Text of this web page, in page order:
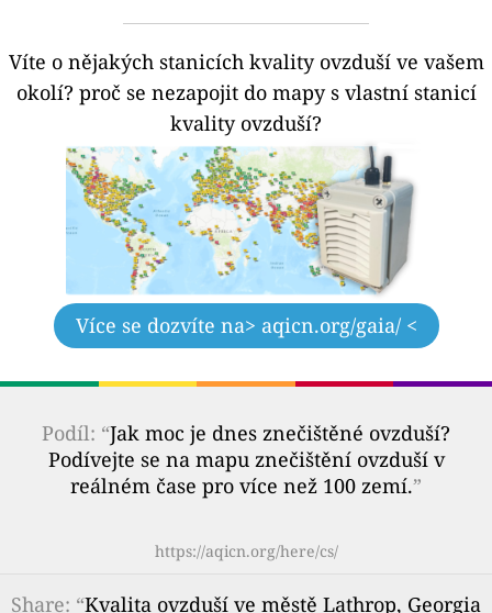
Víte o nějakých stanicích kvality ovzduší ve vašem
okolí? proč se nezapojit do mapy s vlastní stanicí
kvality ovzduší?
Více se dozvíte na> aqicn.org/gaia/ <
Podíl: “Jak moc je dnes znečištěné ovzduší?
Podívejte se na mapu znečištění ovzduší v
reálném čase pro více než 100 zemí.”
https://aqicn.org/here/cs/
Share: “Kvalita ovzduší ve městě Lathrop, Georgia